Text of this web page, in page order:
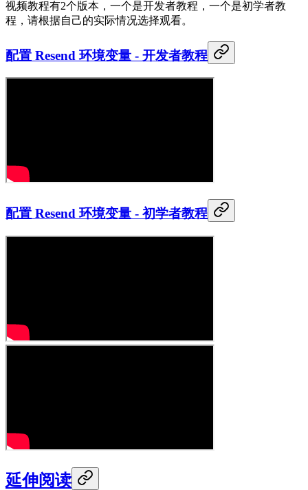
视频教程有2个版本，一个是开发者教程，一个是初学者教
程，请根据自己的实际情况选择观看。
配置 Resend 环境变量 - 开发者教程
配置 Resend 环境变量 - 初学者教程
延伸阅读